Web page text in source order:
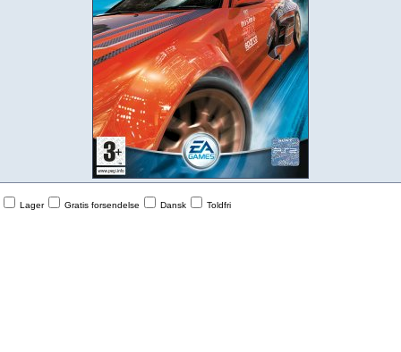
Lager Gratis forsendelse Dansk Toldfri